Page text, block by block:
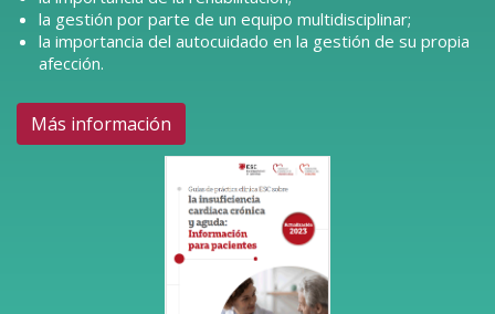
la gestión por parte de un equipo multidisciplinar;
la importancia del autocuidado en la gestión de su propia
afección.
Más información